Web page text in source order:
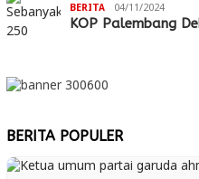
BERITA 04/11/2024
KOP Palembang
BERITA POPULER